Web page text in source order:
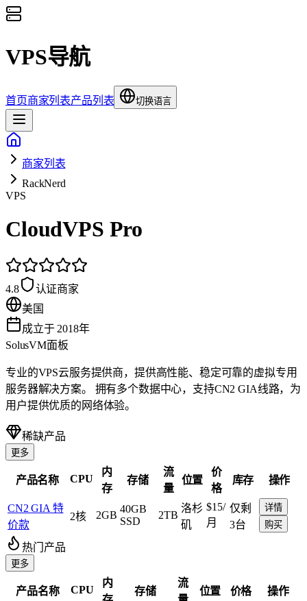
VPS导航
首页商家列表产品列表 切换语言
商家列表
RackNerd
VPS
CloudVPS Pro
4.8
认证商家
美国
成立于 2018年
SolusVM面板
专业的VPS云服务提供商，提供高性能、稳定可靠的虚拟专用
服务器解决方案。 拥有多个数据中心，支持CN2 GIA线路，为
用户提供优质的网络体验。
稀缺产品
更多
产品名称 CPU
内
存
存储
流
量
位置
价
格
库存 操作
CN2 GIA 特
价款
2核 2GB
40GB
SSD
2TB
洛杉
矶
$15/
月
仅剩
3台
详情
购买
热门产品
更多
产品名称 CPU
内
存储
流
位置 价格 操作